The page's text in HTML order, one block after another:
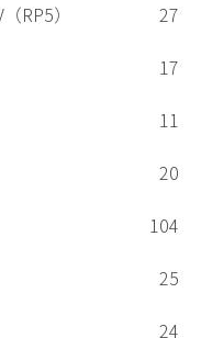
RP5）
27
17
11
20
104
25
24